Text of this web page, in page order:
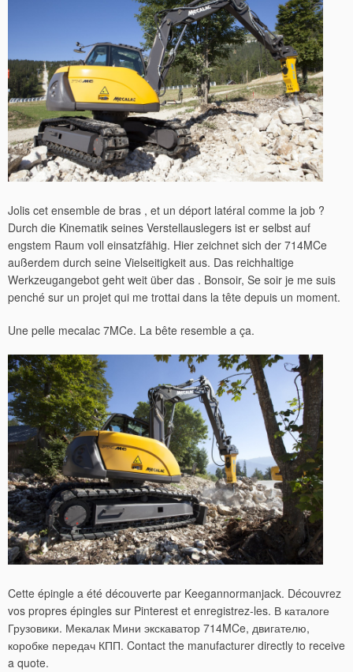
Jolis cet ensemble de bras , et un déport latéral comme la job ?
Durch die Kinematik seines Verstellauslegers ist er selbst auf
engstem Raum voll einsatzfähig. Hier zeichnet sich der 714MCe
außerdem durch seine Vielseitigkeit aus. Das reichhaltige
Werkzeugangebot geht weit über das . Bonsoir, Se soir je me suis
penché sur un projet qui me trottai dans la tête depuis un moment.
Une pelle mecalac 7MCe. La bête resemble a ça.
Cette épingle a été découverte par Keegannormanjack. Découvrez
vos propres épingles sur Pinterest et enregistrez-les. В каталоге
Грузовики. Мекалак Мини экскаватор 714MCe, двигателю,
коробке передач КПП. Contact the manufacturer directly to receive
a quote.